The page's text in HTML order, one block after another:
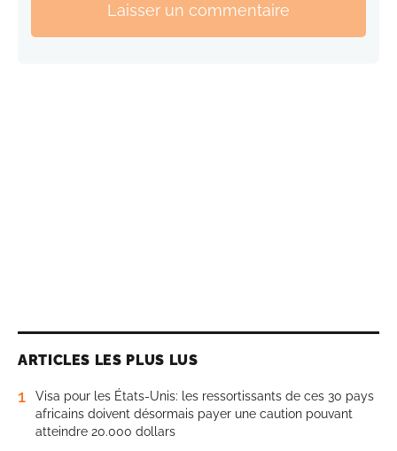
Laisser un commentaire
ARTICLES LES PLUS LUS
1
Visa pour les États-Unis: les ressortissants de ces 30 pays
africains doivent désormais payer une caution pouvant
atteindre 20.000 dollars